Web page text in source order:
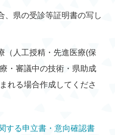
県の受診等証明書の写し
人工授精・先進医療(保
・審議中の技術・県助成
れる場合作成してくださ
する申立書・意向確認書